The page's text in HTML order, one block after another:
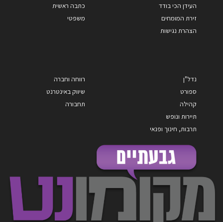
העידן הכי בודד
זירת המומחים
הצהרת נגישות
כתבה ראשית
משפטי
נדל"ן
ספורט
קהילה
תיירות ונופש
תרבות, חינוך ופנאי
רווחה וחברה
שיווק באינטרנט
תחבורה